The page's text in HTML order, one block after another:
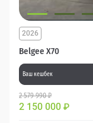
Belgee X70
2026
Ваш кешбек
2 579 990 ₽
2 150 000 ₽